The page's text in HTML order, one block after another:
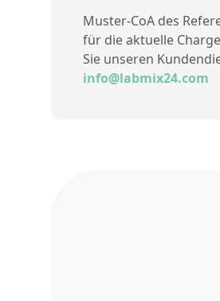
Muster-CoA des
für die aktuelle
Sie unseren
info@labmix24.com